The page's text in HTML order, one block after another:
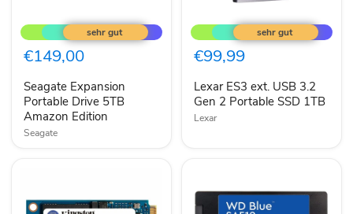
Expansion
Portable
Drive
5TB
Edition
€149,00
Seagate Expansion
Portable Drive 5TB
Amazon Edition
Seagate
ES3
ext.
USB
3.2
2
Portable
SSD
€99,99
Lexar ES3 ext. USB 3.2
Gen 2 Portable SSD 1TB
Lexar